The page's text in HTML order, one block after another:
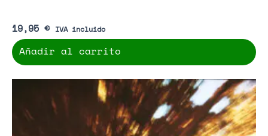
19,95 € IVA incluido
Añadir al carrito